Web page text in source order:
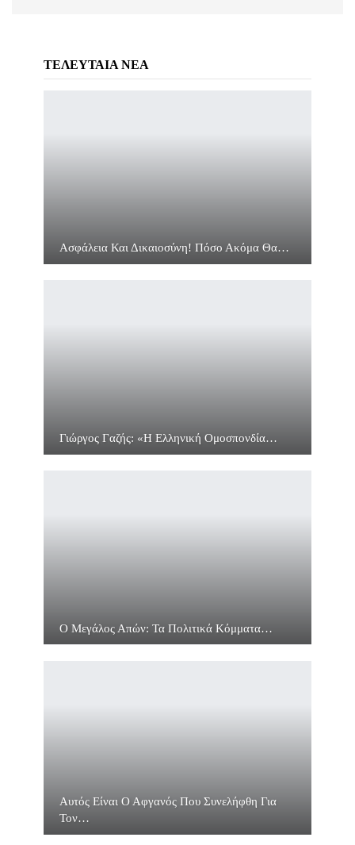
ΤΕΛΕΥΤΑΙΑ ΝΕΑ
Ασφάλεια Και Δικαιοσύνη! Πόσο Ακόμα Θα…
Γιώργος Γαζής: «Η Ελληνική Ομοσπονδία…
Ο Μεγάλος Απών: Τα Πολιτικά Κόμματα…
Αυτός Είναι Ο Αφγανός Που Συνελήφθη Για
Τον…